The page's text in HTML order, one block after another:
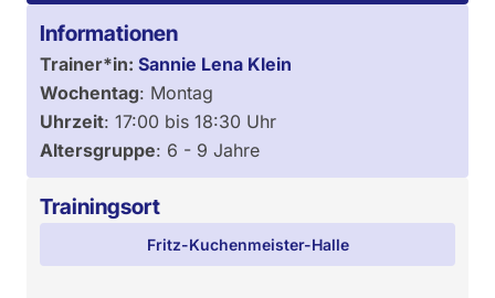
Informationen
Trainer*in: Sannie Lena Klein
Wochentag: Montag
Uhrzeit: 17:00 bis 18:30 Uhr
Altersgruppe: 6 - 9 Jahre
Trainingsort
Fritz-Kuchenmeister-Halle